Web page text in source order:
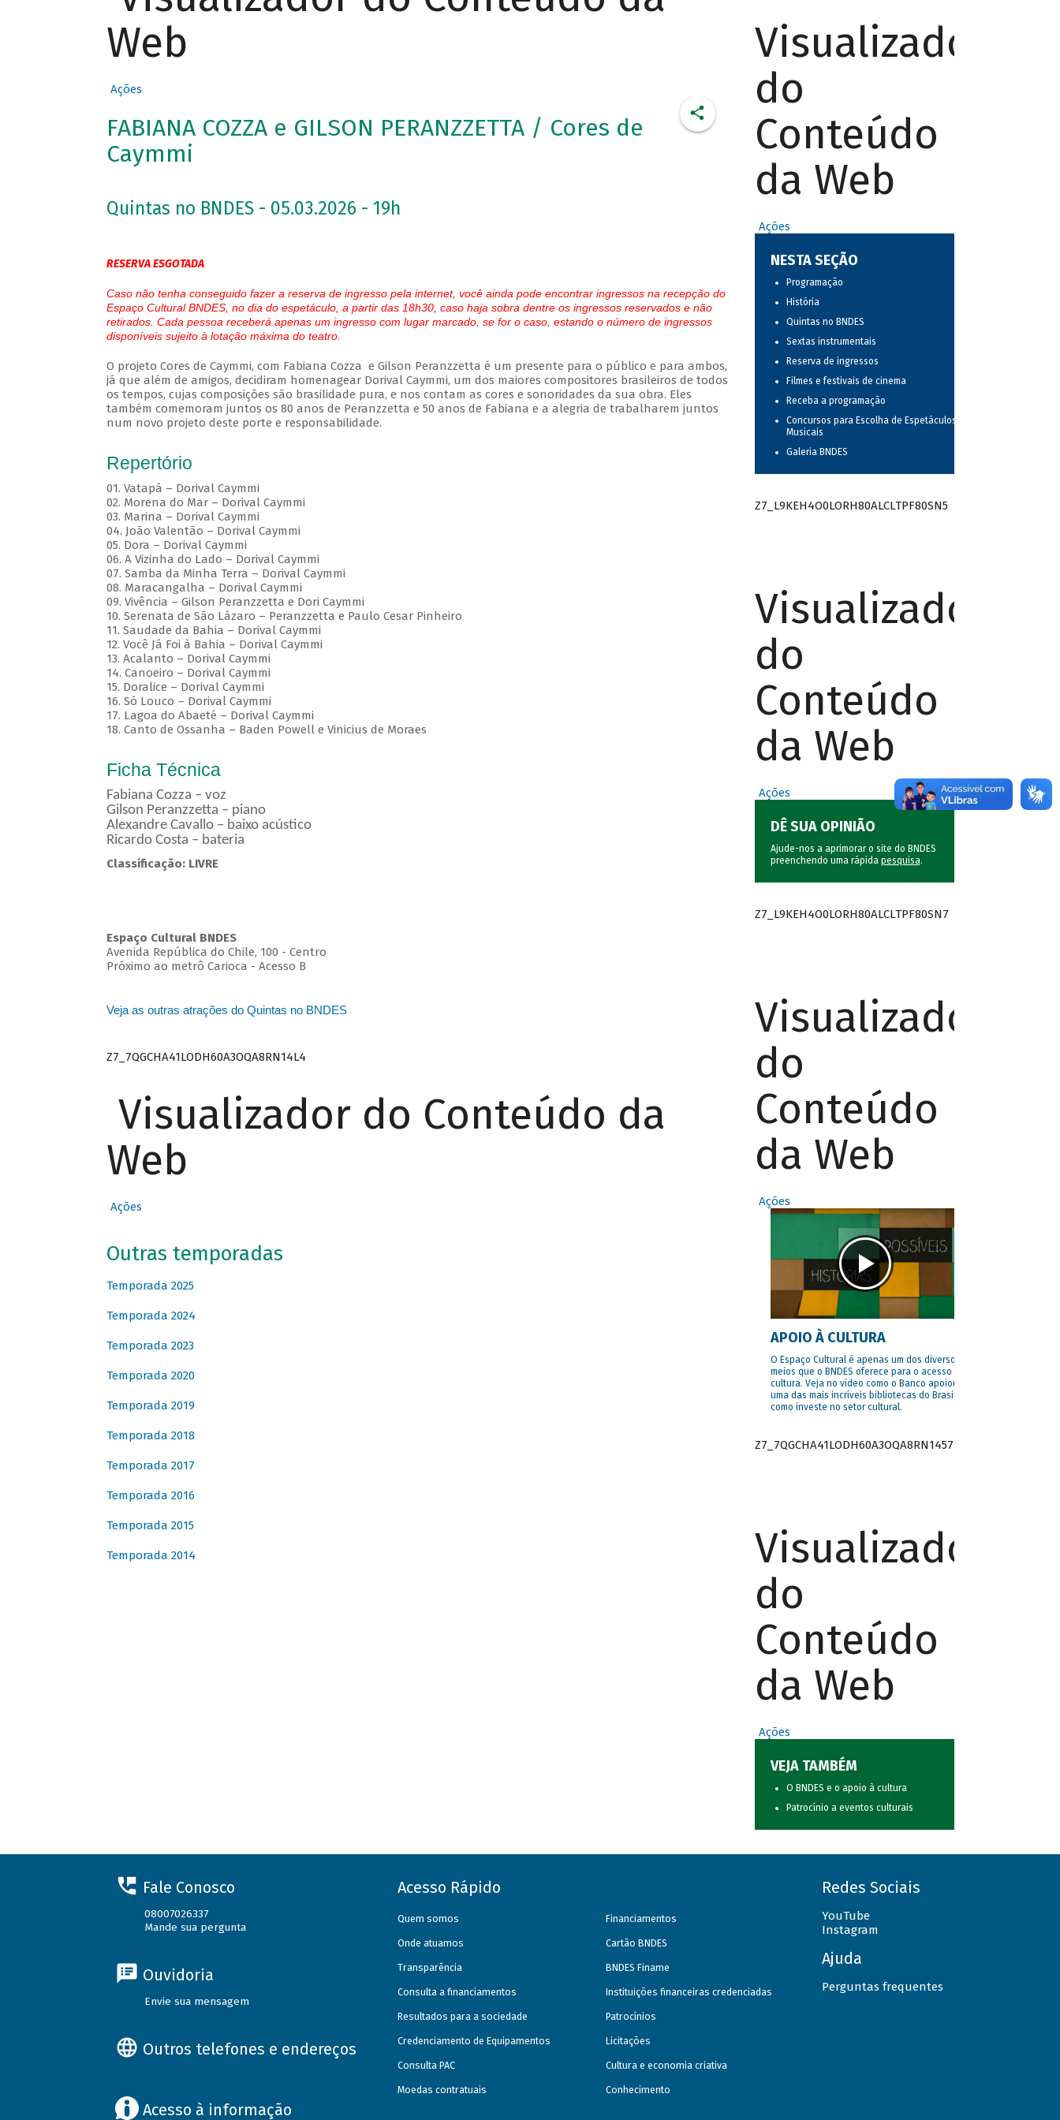
Web
Ações
FABIANA COZZA e GILSON PERANZZETTA / Cores de
Caymmi
Quintas no BNDES - 05.03.2026 - 19h
RESERVA ESGOTADA
Caso não tenha conseguido fazer a reserva de ingresso pela internet, você ainda pode encontrar ingressos na recepção do
Espaço Cultural BNDES, no dia do espetáculo, a partir das 18h30, caso haja sobra dentre os ingressos reservados e não
retirados. Cada pessoa receberá apenas um ingresso com lugar marcado, se for o caso, estando o número de ingressos
disponíveis sujeito à lotação máxima do teatro.
O projeto Cores de Caymmi, com Fabiana Cozza e Gilson Peranzzetta é um presente para o público e para ambos,
já que além de amigos, decidiram homenagear Dorival Caymmi, um dos maiores compositores brasileiros de todos
os tempos, cujas composições são brasilidade pura, e nos contam as cores e sonoridades da sua obra. Eles
também comemoram juntos os 80 anos de Peranzzetta e 50 anos de Fabiana e a alegria de trabalharem juntos
num novo projeto deste porte e responsabilidade.
Repertório
01. Vatapá – Dorival Caymmi
02. Morena do Mar – Dorival Caymmi
03. Marina – Dorival Caymmi
04. João Valentão – Dorival Caymmi
05. Dora – Dorival Caymmi
06. A Vizinha do Lado – Dorival Caymmi
07. Samba da Minha Terra – Dorival Caymmi
08. Maracangalha – Dorival Caymmi
09. Vivência – Gilson Peranzzetta e Dori Caymmi
10. Serenata de São Lázaro – Peranzzetta e Paulo Cesar Pinheiro
11. Saudade da Bahia – Dorival Caymmi
12. Você Já Foi à Bahia – Dorival Caymmi
13. Acalanto – Dorival Caymmi
14. Canoeiro – Dorival Caymmi
15. Doralice – Dorival Caymmi
16. Só Louco – Dorival Caymmi
17. Lagoa do Abaeté – Dorival Caymmi
18. Canto de Ossanha – Baden Powell e Vinicius de Moraes
Ficha Técnica
Fabiana Cozza – voz
Gilson Peranzzetta – piano
Alexandre Cavallo – baixo acústico
Ricardo Costa – bateria
Classificação: LIVRE
Espaço Cultural BNDES
Avenida República do Chile, 100 - Centro
Próximo ao metrô Carioca - Acesso B
Veja as outras atrações do Quintas no BNDES
Z7_7QGCHA41LODH60A3OQA8RN14L4
Visualizador do Conteúdo da
Web
Ações
Outras temporadas
Temporada 2025
Temporada 2024
Temporada 2023
Temporada 2020
Temporada 2019
Temporada 2018
Temporada 2017
Temporada 2016
Temporada 2015
Temporada 2014
Visualizador
do
Conteúdo
da Web
Ações
NESTA SEÇÃO
Programação
História
Quintas no BNDES
Sextas instrumentais
Reserva de ingressos
Filmes e festivais de cinema
Receba a programação
Concursos para Escolha de Espetáculos
Musicais
Galeria BNDES
Z7_L9KEH4O0LORH80ALCLTPF80SN5
Visualizador
do
Conteúdo
da Web
Ações
DÊ SUA OPINIÃO
Ajude-nos a aprimorar o site do BNDES
preenchendo uma rápida pesquisa.
Z7_L9KEH4O0LORH80ALCLTPF80SN7
Visualizador
do
Conteúdo
da Web
Ações
APOIO À CULTURA
O Espaço Cultural é apenas um dos diversos
meios que o BNDES oferece para o acesso à
cultura. Veja no vídeo como o Banco apoiou
uma das mais incríveis bibliotecas do Brasil e
como investe no setor cultural.
Z7_7QGCHA41LODH60A3OQA8RN1457
Visualizador
do
Conteúdo
da Web
Ações
VEJA TAMBÉM
O BNDES e o apoio à cultura
Patrocínio a eventos culturais
Fale Conosco
08007026337
Mande sua pergunta
Ouvidoria
Envie sua mensagem
Outros telefones e endereços
Acesso à informação
Acesso Rápido
Quem somos
Onde atuamos
Transparência
Consulta a financiamentos
Resultados para a sociedade
Credenciamento de Equipamentos
Consulta PAC
Moedas contratuais
Financiamentos
Cartão BNDES
BNDES Finame
Instituições financeiras credenciadas
Patrocínios
Licitações
Cultura e economia criativa
Conhecimento
Redes Sociais
YouTube
Instagram
Ajuda
Perguntas frequentes